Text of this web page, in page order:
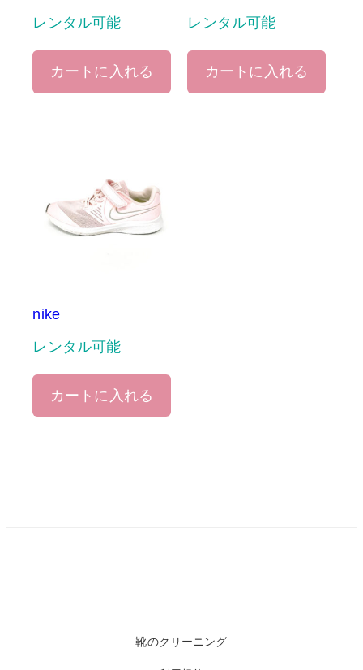
レンタル可能
カートに入れる
レンタル可能
カートに入れる
nike
レンタル可能
カートに入れる
靴のクリーニング